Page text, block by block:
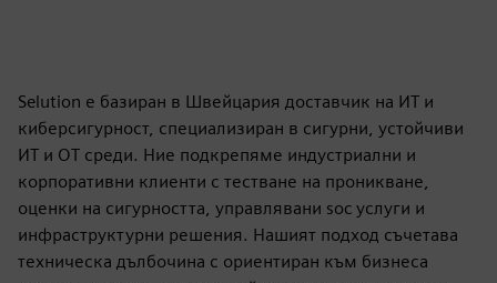
Selution е базиран в Швейцария доставчик на ИТ и
киберсигурност, специализиран в сигурни, устойчиви
ИТ и OT среди. Ние подкрепяме индустриални и
корпоративни клиенти с тестване на проникване,
оценки на сигурността, управлявани soc услуги и
инфраструктурни решения. Нашият подход съчетава
техническа дълбочина с ориентиран към бизнеса